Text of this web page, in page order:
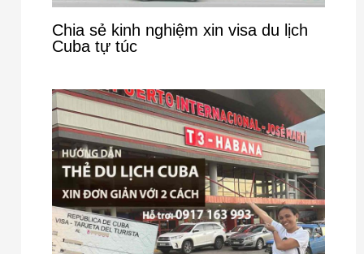
Chia sẻ kinh nghiệm xin visa du lịch
Cuba tự túc